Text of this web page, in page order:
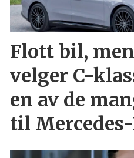
Flott bil,
velger C-
en av de
til